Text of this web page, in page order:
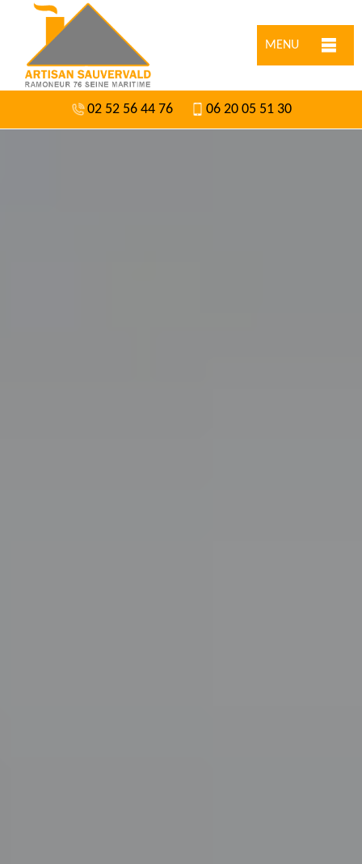
MENU
02 52 56 44 76 06 20 05 51 30